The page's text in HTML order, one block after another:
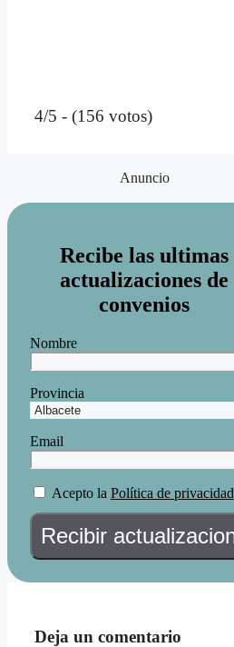
4/5 - (156 votos)
Anuncio
Recibe las ultimas
actualizaciones de
convenios
Nombre
Provincia
Email
Acepto la Política de privacidad
Deja un comentario